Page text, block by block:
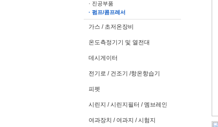
· 진공부품
· 펌프/콤프레서
가스 / 초저온장비
온도측정기기 및 열전대
데시게이터
전기로 / 건조기 /항온항습기
피펫
시린지 / 시린지필터 / 멤브레인필터
여과장치 / 여과지 / 시험지